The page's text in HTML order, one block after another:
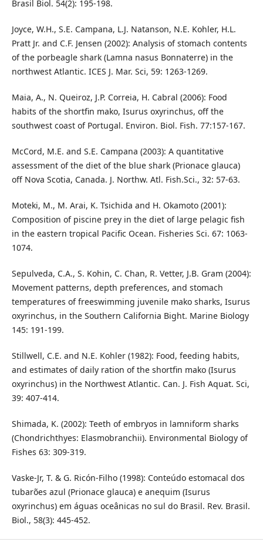
Brasil Biol. 54(2): 195-198.
Joyce, W.H., S.E. Campana, L.J. Natanson, N.E. Kohler, H.L.
Pratt Jr. and C.F. Jensen (2002): Analysis of stomach contents
of the porbeagle shark (Lamna nasus Bonnaterre) in the
northwest Atlantic. ICES J. Mar. Sci, 59: 1263-1269.
Maia, A., N. Queiroz, J.P. Correia, H. Cabral (2006): Food
habits of the shortfin mako, Isurus oxyrinchus, off the
southwest coast of Portugal. Environ. Biol. Fish. 77:157-167.
McCord, M.E. and S.E. Campana (2003): A quantitative
assessment of the diet of the blue shark (Prionace glauca)
off Nova Scotia, Canada. J. Northw. Atl. Fish.Sci., 32: 57-63.
Moteki, M., M. Arai, K. Tsichida and H. Okamoto (2001):
Composition of piscine prey in the diet of large pelagic fish
in the eastern tropical Pacific Ocean. Fisheries Sci. 67: 1063-
1074.
Sepulveda, C.A., S. Kohin, C. Chan, R. Vetter, J.B. Gram (2004):
Movement patterns, depth preferences, and stomach
temperatures of freeswimming juvenile mako sharks, Isurus
oxyrinchus, in the Southern California Bight. Marine Biology
145: 191-199.
Stillwell, C.E. and N.E. Kohler (1982): Food, feeding habits,
and estimates of daily ration of the shortfin mako (Isurus
oxyrinchus) in the Northwest Atlantic. Can. J. Fish Aquat. Sci,
39: 407-414.
Shimada, K. (2002): Teeth of embryos in lamniform sharks
(Chondrichthyes: Elasmobranchii). Environmental Biology of
Fishes 63: 309-319.
Vaske-Jr, T. & G. Ricón-Filho (1998): Conteúdo estomacal dos
tubarões azul (Prionace glauca) e anequim (Isurus
oxyrinchus) em águas oceânicas no sul do Brasil. Rev. Brasil.
Biol., 58(3): 445-452.